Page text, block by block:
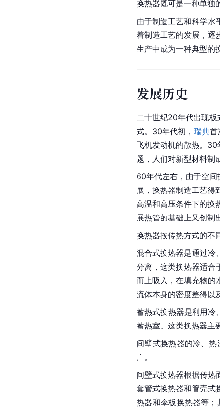
换热器既可是一种单独
由于制造工艺和科学水
着制造工艺的发展，逐
生产中成为一种典型的
发展历史
二十世纪20年代出现
式。30年代初， 瑞典首
飞机发动机的散热。30
题，人们对新型材料制
60年代左右，由于空
展，换热器制造工艺得
高温和高压条件下的换
展热管的基础上又创制
换热器按传热方式的不
混合式换热器是通过冷
分离，这类换热器适合
而上吸入，在填充物的
流体本身的密度差得以
蓄热式换热器是利用冷
蓄热室。这类换热器主
间壁式换热器的冷、
广。
间壁式换热器根据传热
套管式换热器和管壳式
热器和伞板换热器等